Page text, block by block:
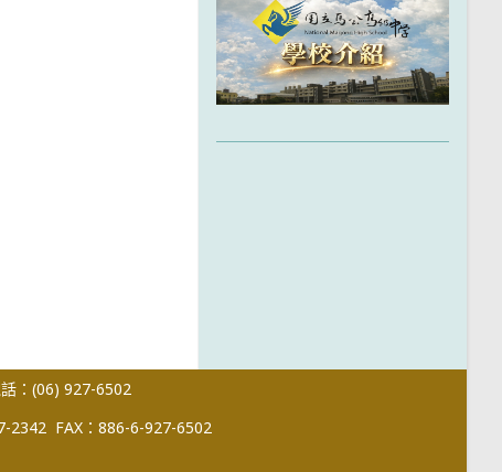
：(06) 927-6502
2342 FAX：886-6-927-6502